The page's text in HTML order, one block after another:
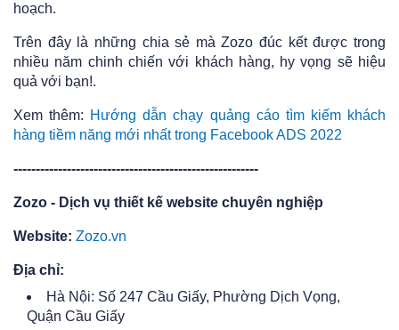
hoạch.
Trên đây là những chia sẻ mà Zozo đúc kết được trong
nhiều năm chinh chiến với khách hàng, hy vọng sẽ hiệu
quả với bạn!.
Xem thêm: Hướng dẫn chạy quảng cáo tìm kiếm khách
hàng tiềm năng mới nhất trong Facebook ADS 2022
-------------------------------------------------------
Zozo - Dịch vụ thiết kế website chuyên nghiệp
Website: Zozo.vn
Địa chỉ:
Hà Nội: Số 247 Cầu Giấy, Phường Dịch Vọng,
Quận Cầu Giấy